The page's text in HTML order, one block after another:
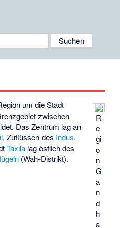
R
e
gi
o
n
G
a
n
d
h
a
um die Stadt
zwischen
Das Zentrum lag an
, Zuflüssen des Indus.
Taxila lag östlich des
(Wah-Distrikt).